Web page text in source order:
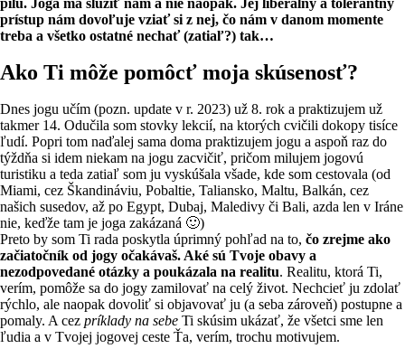
pílu. Joga má slúžiť nám a nie naopak. Jej liberálny a tolerantný
prístup nám dovoľuje vziať si z nej, čo nám v danom momente
treba a všetko ostatné nechať (zatiaľ?) tak…
Ako Ti môže pomôcť moja skúsenosť?
Dnes jogu učím (pozn. update v r. 2023) už 8. rok a praktizujem už
takmer 14. Odučila som stovky lekcií, na ktorých cvičili dokopy tisíce
ľudí. Popri tom naďalej sama doma praktizujem jogu a aspoň raz do
týždňa si idem niekam na jogu zacvičiť, pričom milujem jogovú
turistiku a teda zatiaľ som ju vyskúšala všade, kde som cestovala (od
Miami, cez Škandináviu, Pobaltie, Taliansko, Maltu, Balkán, cez
našich susedov, až po Egypt, Dubaj, Maledivy či Bali, azda len v Iráne
nie, keďže tam je joga zakázaná 🙂)
Preto by som Ti rada poskytla úprimný pohľad na to, čo zrejme ako
začiatočník od jogy očakávaš. Aké sú Tvoje obavy a
nezodpovedané otázky a poukázala na realitu. Realitu, ktorá Ti,
verím, pomôže sa do jogy zamilovať na celý život. Nechcieť ju zdolať
rýchlo, ale naopak dovoliť si objavovať ju (a seba zároveň) postupne a
pomaly. A cez príklady na sebe Ti skúsim ukázať, že všetci sme len
ľudia a v Tvojej jogovej ceste Ťa, verím, trochu motivujem.